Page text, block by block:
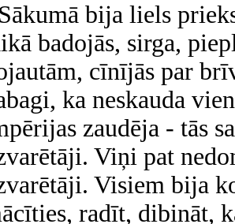
bija liels
badojās, sirga,
cīnījās par
ka neskauda
zaudēja - tās
Viņi pat
Visiem bija
radīt, dibināt,